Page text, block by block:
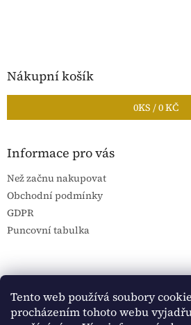
Tento web používá soubory
procházením tohoto webu
Nákupní košík
0KS /0 KČ
Informace pro vás
Než začnu nakupovat
Obchodní podmínky
GDPR
Puncovní tabulka